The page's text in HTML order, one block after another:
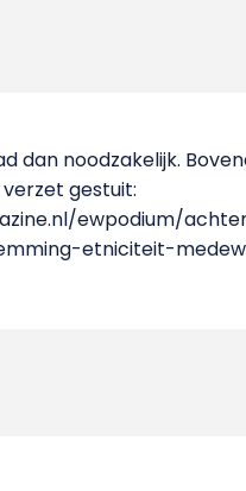
dan noodzakelijk.
gestuit:
ewpodium/
etniciteit-